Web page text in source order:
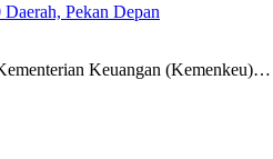
Pekan Depan
Keuangan (Kemenkeu)…